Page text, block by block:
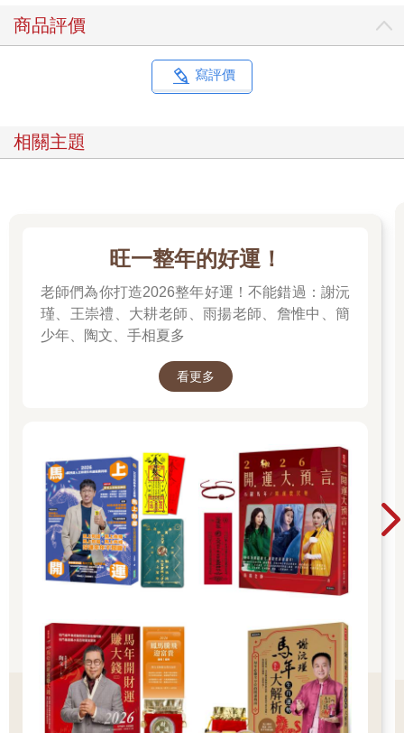
商品評價
寫評價
相關主題
旺一整年的好運！
老師們為你打造2026整年好運！不能錯過：謝沅
瑾、王崇禮、大耕老師、雨揚老師、詹惟中、簡
少年、陶文、手相夏多
看更多